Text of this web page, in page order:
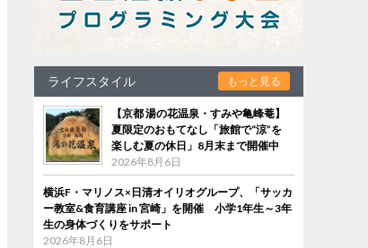
ライフスタイル もっと見る
【京都 湯の花温泉・すみや亀峰菴】
夏限定のおもてなし「旅館で“涼”を
楽しむ夏の休日」8月末まで開催中
2026年8月6日
横浜F・マリノス×日清オイリオグループ、「サッカ
ー教室&食育講座 in 宮崎」を開催 小学1年生～3年
生の身体づくりをサポート
2026年8月6日